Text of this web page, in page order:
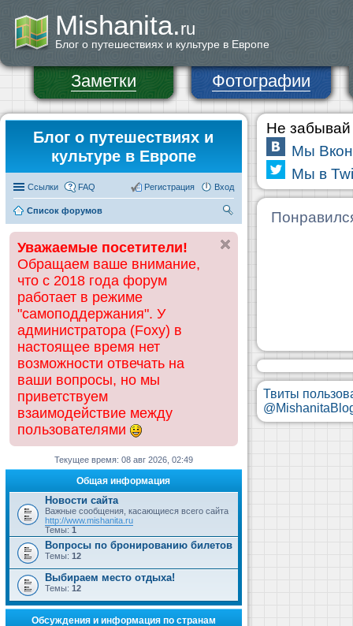
Mishanita.ru
Блог о путешествиях и культуре в Европе
Заметки Фотографии
Блог о путешествиях и
культуре в Европе
Ссылки FAQ Вход
Регистрация
Список форумов
ск
Уважаемые посетители!
Обращаем ваше внимание,
что с 2018 года форум
работает в режиме
"самоподдержания". У
администратора (Foxy) в
настоящее время нет
возможности отвечать на
ваши вопросы, но мы
приветствуем
взаимодействие между
пользователями
Текущее время: 08 авг 2026, 02:49
Общая информация
Новости сайта
Важные сообщения, касающиеся всего сайта
http://www.mishanita.ru
Темы: 1
Вопросы по бронированию билетов
Темы: 12
Выбираем место отдыха!
Темы: 12
Обсуждения и информация по странам
Не забывай
Мы
Мы в
Твиты